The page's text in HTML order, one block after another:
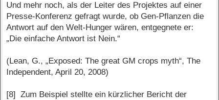
Und mehr noch, als der Leiter des Projektes auf einer
Presse-Konferenz gefragt wurde, ob Gen-Pflanzen die
Antwort auf den Welt-Hunger wären, entgegnete er:
„Die einfache Antwort ist Nein.“
(Lean, G., „Exposed: The great GM crops myth“, The
Independent, April 20, 2008)
[8] Zum Beispiel stellte ein kürzlicher Bericht der